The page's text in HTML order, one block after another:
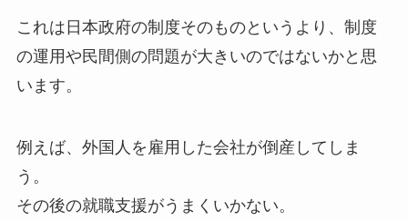
これは日本政府の制度そのものというより、制度
の運用や民間側の問題が大きいのではないかと思
います。
例えば、外国人を雇用した会社が倒産してしま
う。
その後の就職支援がうまくいかない。